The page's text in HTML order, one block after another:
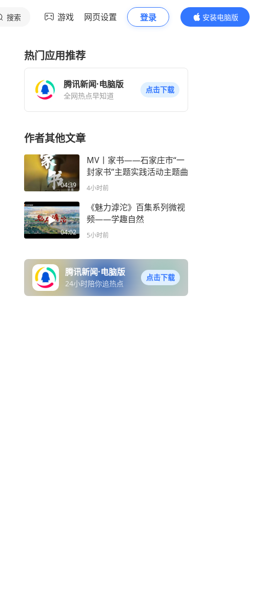
搜索 游戏 网页设置 登录
安装电脑版
内容更精彩
热门应用推荐
腾讯新闻·电脑版
全网热点早知道
点击下载
作者其他文章
04:39
MV丨家书——石家庄市“一
封家书”主题实践活动主题曲
4小时前
04:02
《魅力滹沱》百集系列微视
频——学趣自然
5小时前
腾讯新闻·电脑版
24小时陪你追热点
点击下载